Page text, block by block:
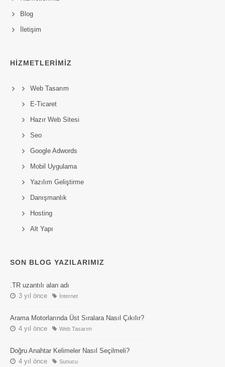
Blog
İletişim
HIZMETLERIMIZ
Web Tasarım
E-Ticaret
Hazır Web Sitesi
Seo
Google Adwords
Mobil Uygulama
Yazılım Geliştirme
Danışmanlık
Hosting
Alt Yapı
SON BLOG YAZILARIMIZ
.TR uzantılı alan adı
3 yıl önce
İnternet
Arama Motorlarında Üst Sıralara Nasıl Çıkılır?
4 yıl önce
Web Tasarım
Doğru Anahtar Kelimeler Nasıl Seçilmeli?
4 yıl önce
Sunucu